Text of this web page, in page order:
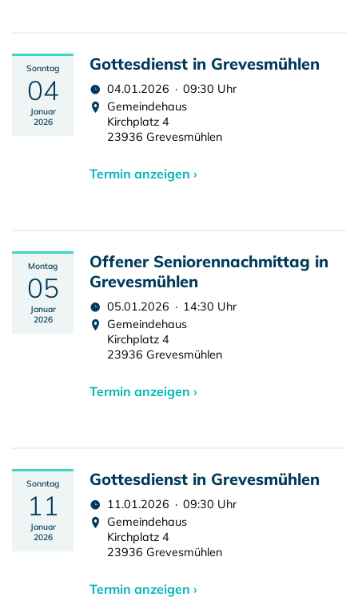
Sonntag
04
Januar
2026
Gottesdienst in Grevesmühlen
04.01.2026 · 09:30 Uhr
Gemeindehaus
Kirchplatz 4
23936 Grevesmühlen
Termin anzeigen ›
Montag
05
Januar
2026
Offener Seniorennachmittag in
Grevesmühlen
05.01.2026 · 14:30 Uhr
Gemeindehaus
Kirchplatz 4
23936 Grevesmühlen
Termin anzeigen ›
Sonntag
11
Januar
2026
Gottesdienst in Grevesmühlen
11.01.2026 · 09:30 Uhr
Gemeindehaus
Kirchplatz 4
23936 Grevesmühlen
Termin anzeigen ›